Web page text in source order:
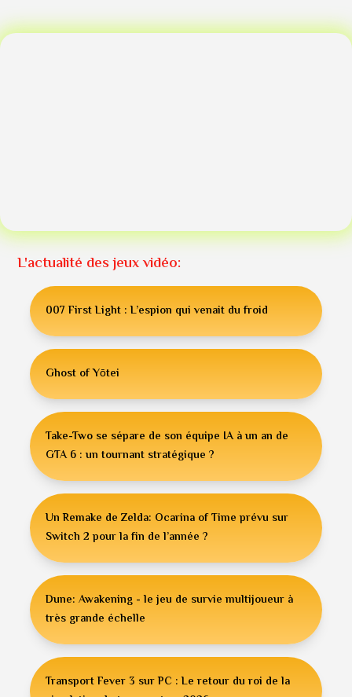
L'actualité des jeux vidéo:
007 First Light : L’espion qui venait du froid
Ghost of Yōtei
Take-Two se sépare de son équipe IA à un an de
GTA 6 : un tournant stratégique ?
Un Remake de Zelda: Ocarina of Time prévu sur
Switch 2 pour la fin de l’année ?
Dune: Awakening - le jeu de survie multijoueur à
très grande échelle
Transport Fever 3 sur PC : Le retour du roi de la